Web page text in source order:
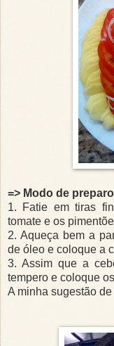
=> Modo de
1. Fatie em tiras
tomate e os
2. Aqueça bem a
de óleo e coloque a
3. Assim que a
tempero e coloque
A minha sugestão